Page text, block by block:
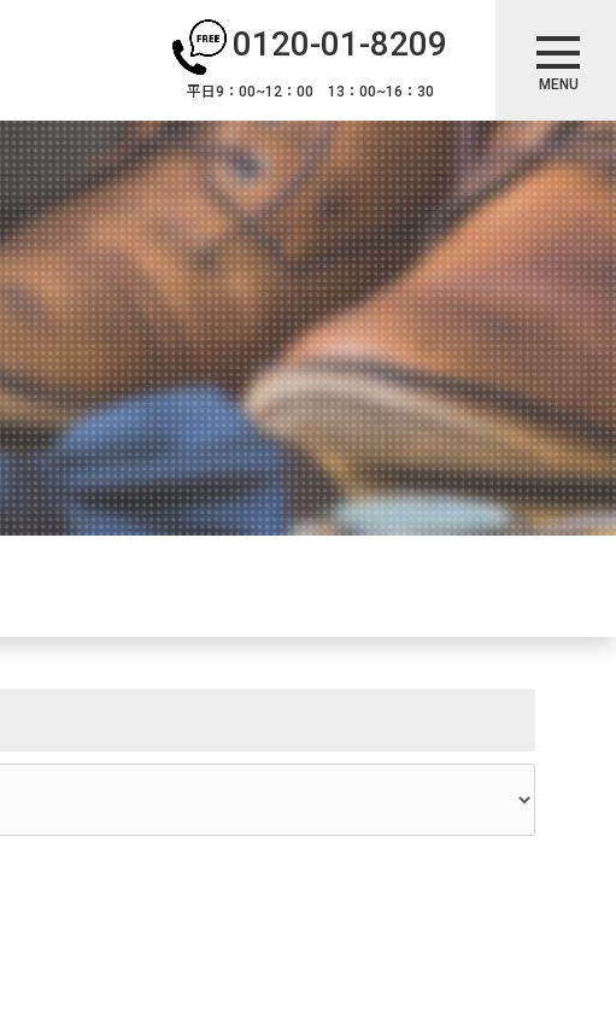
0120-01-8209
平日9：00~12：00 13：00~16：30 MENU